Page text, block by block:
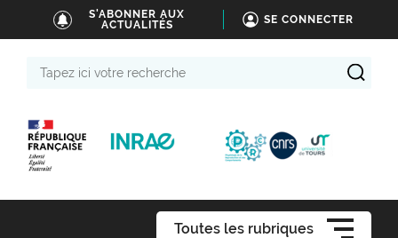
S'ABONNER AUX
ACTUALITÉS
SE CONNECTER
Toutes les rubriques